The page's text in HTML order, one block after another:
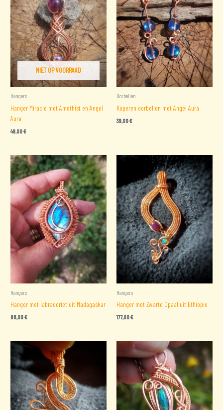
NIET OP VOORRAAD
Hangers
Hanger Miracle met Amethist en Angel
Aura
49,00€
Oorbellen
Koperen oorbellen met Angel Aura
39,00€
Hangers
Hanger met labradoriet uit Madagaskar
88,00€
Hangers
Hanger met Zwarte Opaal uit Ethiopie
177,00€